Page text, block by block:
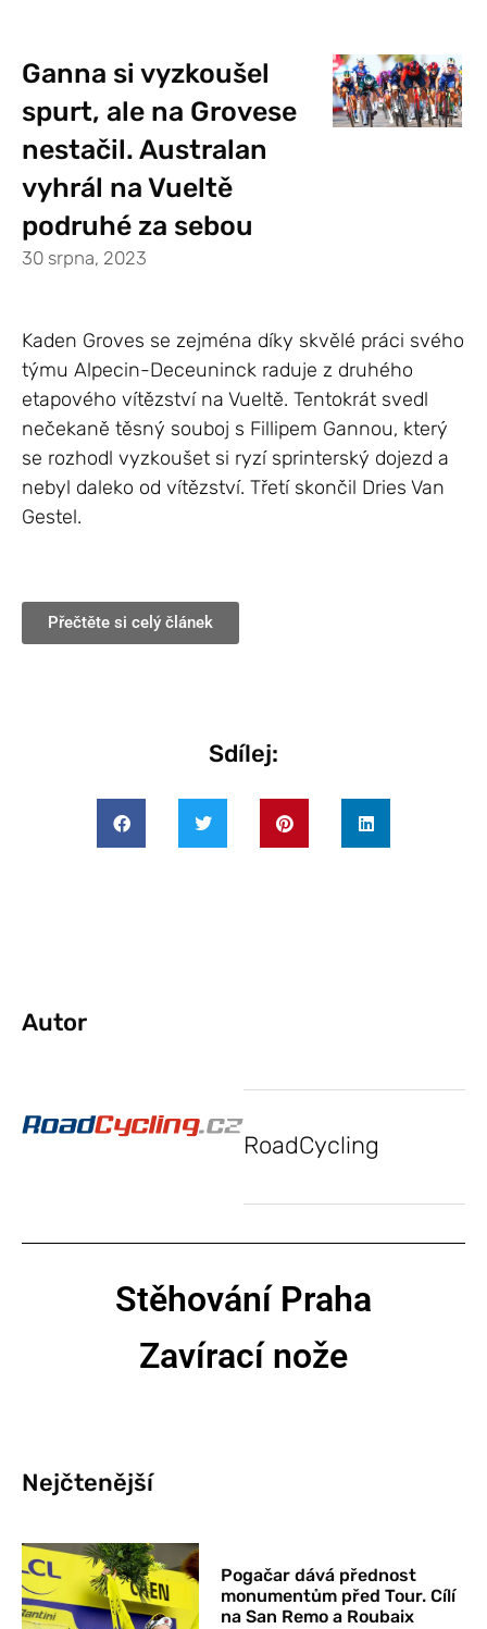
Ganna si vyzkoušel
spurt, ale na Grovese
nestačil. Australan
vyhrál na Vueltě
podruhé za sebou
30 srpna, 2023
Kaden Groves se zejména díky skvělé práci svého
týmu Alpecin-Deceuninck raduje z druhého
etapového vítězství na Vueltě. Tentokrát svedl
nečekaně těsný souboj s Fillipem Gannou, který
se rozhodl vyzkoušet si ryzí sprinterský dojezd a
nebyl daleko od vítězství. Třetí skončil Dries Van
Gestel.
Přečtěte si celý článek
Sdílej:
Autor
RoadCycling
Stěhování Praha
Zavírací nože
Nejčtenější
Pogačar dává přednost
monumentům před Tour. Cílí
na San Remo a Roubaix